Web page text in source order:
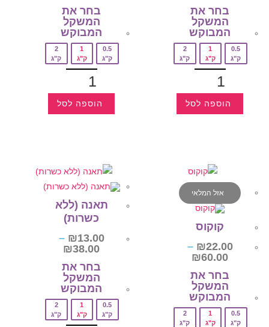
בחר את
המשקל
המבוקש‎
0.5
ק"ג
1
ק"ג
2
ק"ג
הוספה לסל
בחר את
המשקל
המבוקש‎
0.5
ק"ג
1
ק"ג
2
ק"ג
הוספה לסל
אזל המלאי
קוקוס
₪22.00
–
₪60.00
בחר את
המשקל
המבוקש‎
0.5
ק"ג
1
ק"ג
2
ק"ג
תאנה (ללא
כשרות)
₪13.00
–
₪38.00
בחר את
המשקל
המבוקש‎
0.5
ק"ג
1
ק"ג
2
ק"ג